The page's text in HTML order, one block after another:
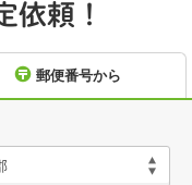
郵便番号から